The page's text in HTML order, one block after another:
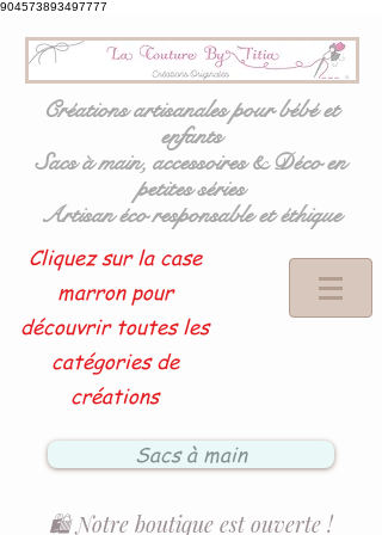
904573893497777
Créations artisanales pour bébé et
enfants
Sacs à main, accessoires & Déco en
petites séries
Artisan éco responsable et éthique
Cliquez sur la case
marron pour
découvrir toutes les
catégories de
créations
Sacs à main
🛍️ Notre boutique est ouverte !